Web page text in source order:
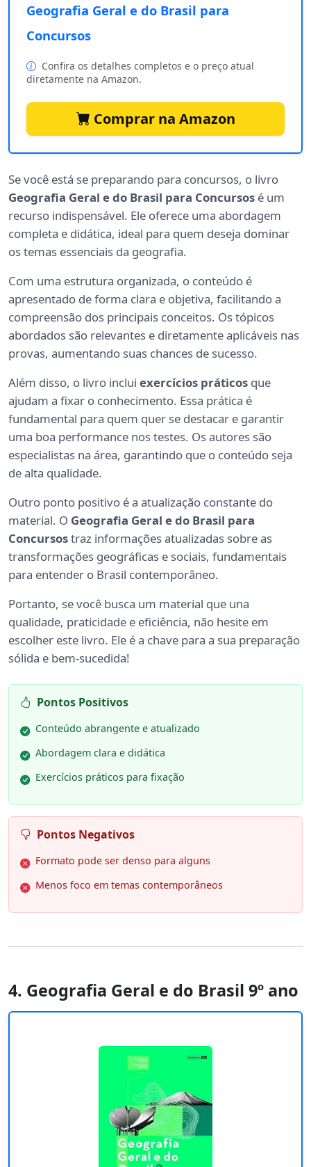
Geografia Geral e do Brasil para
Concursos
Confira os detalhes completos e o preço atual
diretamente na Amazon.
Comprar na Amazon
Se você está se preparando para concursos, o livro
Geografia Geral e do Brasil para Concursos é um
recurso indispensável. Ele oferece uma abordagem
completa e didática, ideal para quem deseja dominar
os temas essenciais da geografia.
Com uma estrutura organizada, o conteúdo é
apresentado de forma clara e objetiva, facilitando a
compreensão dos principais conceitos. Os tópicos
abordados são relevantes e diretamente aplicáveis nas
provas, aumentando suas chances de sucesso.
Além disso, o livro inclui exercícios práticos que
ajudam a fixar o conhecimento. Essa prática é
fundamental para quem quer se destacar e garantir
uma boa performance nos testes. Os autores são
especialistas na área, garantindo que o conteúdo seja
de alta qualidade.
Outro ponto positivo é a atualização constante do
material. O Geografia Geral e do Brasil para
Concursostraz informações atualizadas sobre as
transformações geográficas e sociais, fundamentais
para entender o Brasil contemporâneo.
Portanto, se você busca um material que una
qualidade, praticidade e eficiência, não hesite em
escolher este livro. Ele é a chave para a sua preparação
sólida e bem-sucedida!
Pontos Positivos
Conteúdo abrangente e atualizado
Abordagem clara e didática
Exercícios práticos para fixação
Pontos Negativos
Formato pode ser denso para alguns
Menos foco em temas contemporâneos
4. Geografia Geral e do Brasil 9º ano